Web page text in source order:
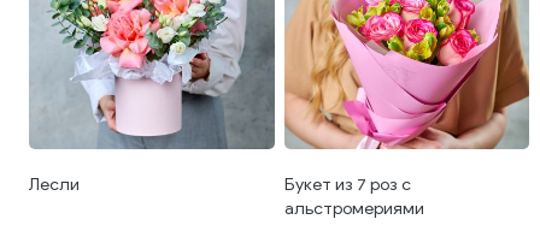
Лесли
Букет из 7 роз с
альстромериями